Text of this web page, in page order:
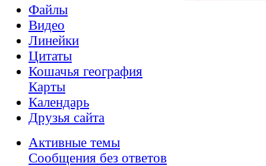
Файлы
Видео
Линейки
Цитаты
Кошачья география
Карты
Календарь
Друзья сайта
Активные темы
Сообщения без ответов